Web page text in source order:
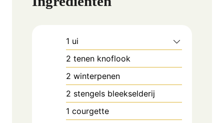
1 ui
2 tenen knoflook
2 winterpenen
2 stengels bleekselderij
1 courgette